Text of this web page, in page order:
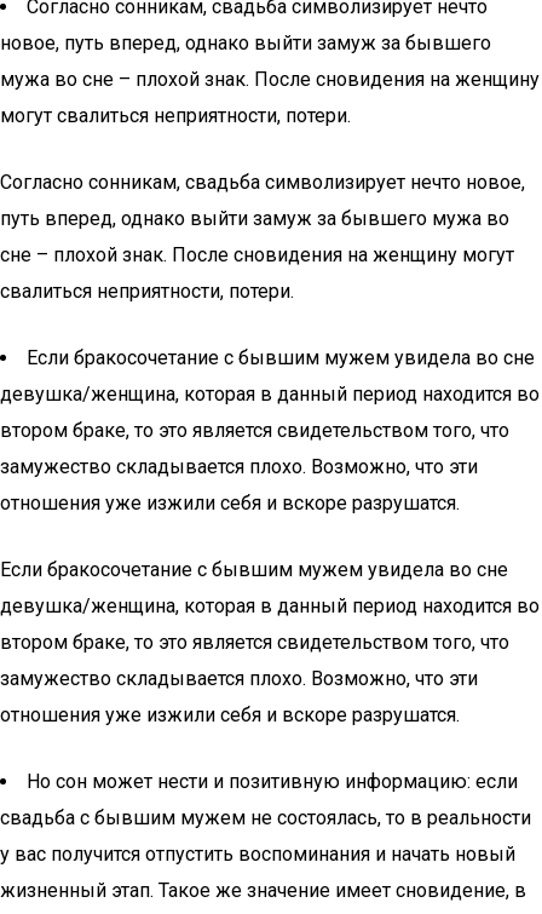
Согласно сонникам, свадьба символизирует нечто
новое, путь вперед, однако выйти замуж за бывшего
мужа во сне – плохой знак. После сновидения на женщину
могут свалиться неприятности, потери.
Согласно сонникам, свадьба символизирует нечто новое,
путь вперед, однако выйти замуж за бывшего мужа во
сне – плохой знак. После сновидения на женщину могут
свалиться неприятности, потери.
Если бракосочетание с бывшим мужем увидела во сне
девушка/женщина, которая в данный период находится во
втором браке, то это является свидетельством того, что
замужество складывается плохо. Возможно, что эти
отношения уже изжили себя и вскоре разрушатся.
Если бракосочетание с бывшим мужем увидела во сне
девушка/женщина, которая в данный период находится во
втором браке, то это является свидетельством того, что
замужество складывается плохо. Возможно, что эти
отношения уже изжили себя и вскоре разрушатся.
Но сон может нести и позитивную информацию: если
свадьба с бывшим мужем не состоялась, то в реальности
у вас получится отпустить воспоминания и начать новый
жизненный этап. Такое же значение имеет сновидение, в